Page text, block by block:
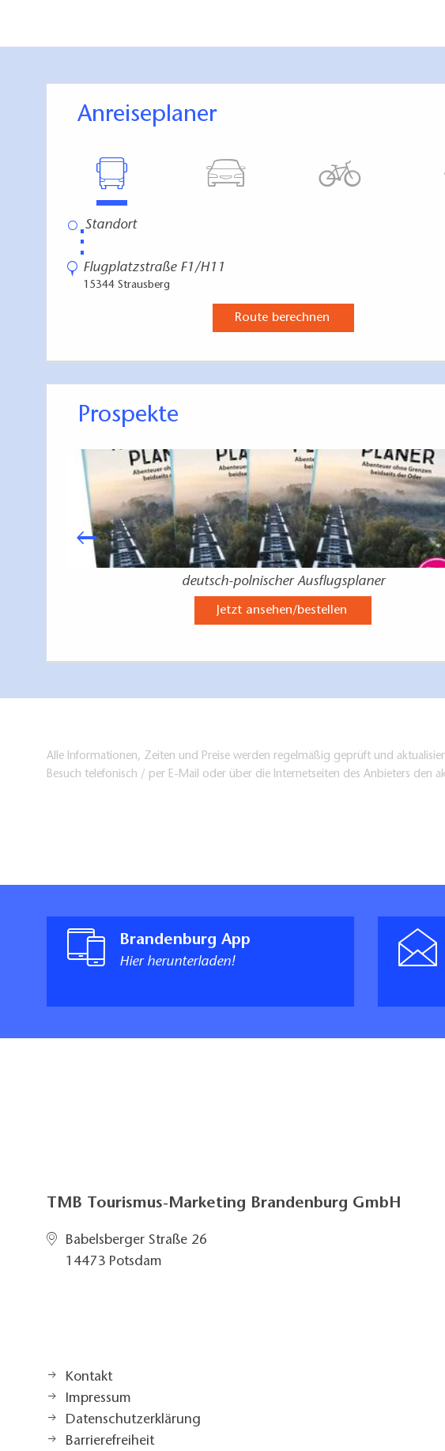
Anreiseplaner
⋮
Flugplatzstraße F1/H11
15344 Strausberg
Route berechnen
Prospekte
deutsch-polnischer Ausflugsplaner
Jetzt ansehen/bestellen
Alle Informationen, Zeiten und Preise werden regelmäßig geprüft und
Besuch telefonisch / per E-Mail oder über die Internetseiten des Anbieters den
Brandenburg App
Hier herunterladen!
TMB Tourismus-Marketing Brandenburg GmbH
Babelsberger Straße 26
14473 Potsdam
Kontakt
Impressum
Datenschutzerklärung
Barrierefreiheit